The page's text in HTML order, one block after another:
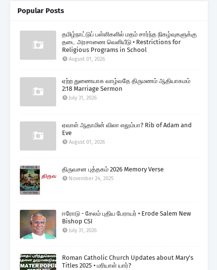
Popular Posts
தமிழ்நாட்டுப் பள்ளிகளில் மதம் சார்ந்த நிகழ்வுகளுக்கு
தடை அரசாணை வெளியீடு • Restrictions for
Religious Programs in School
August 01, 2026
ஏற்ற துணையாக வாழ்வதே திருமணம் ஆதியாகமம்
2:18 Marriage Sermon
July 31, 2026
ஏவாள் ஆதாமின் விலா எலும்பா? Rib of Adam and
Eve
August 01, 2026
திருவசன புத்தகம் 2026 Memory Verse
November 24, 2025
ஈரோடு - சேலம் புதிய பேராயர் • Erode Salem New
Bishop CSI
July 31, 2026
Roman Catholic Church Updates about Mary's
Titles 2025 • மரியாள் யார்?